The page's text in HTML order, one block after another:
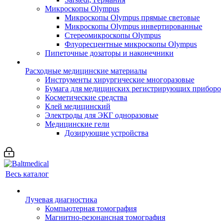
Микроскопы Olympus
Микроскопы Olympus прямые световые
Микроскопы Olympus инвертированные
Стереомикроскопы Olympus
Флуоресцентные микроскопы Olympus
Пипеточные дозаторы и наконечники
Расходные медицинские материалы
Инструменты хирургические многоразовые
Бумага для медицинских регистрирующих
Косметические средства
Клей медицинский
Электроды для ЭКГ одноразовые
Медицинские гели
Дозирующие устройства
Весь каталог
Лучевая диагностика
Компьютерная томография
Магнитно-резонансная томография